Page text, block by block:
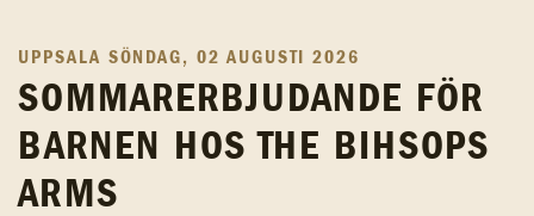
UPPSALA SÖNDAG, 02 AUGUSTI 2026
SOMMARERBJUDANDE FÖR
BARNEN HOS THE BIHSOPS
ARMS